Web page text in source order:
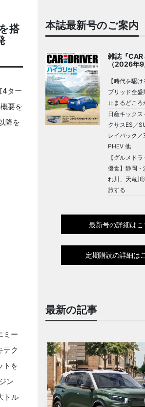
搭
4ター
要を
降を
ミー
テク
トを
ン
トル
本誌最新号のご案内
雑誌『CAR
（2026年9
【時代を駆
ブリッド全盛
止まるどころ
日産キック
クサスES／
レイバック／
PHEV 他
【グルメド
優食】静岡・
れ川、天竜
旅する
最新号の詳細はこ
定期購読の詳細は
最新の記事